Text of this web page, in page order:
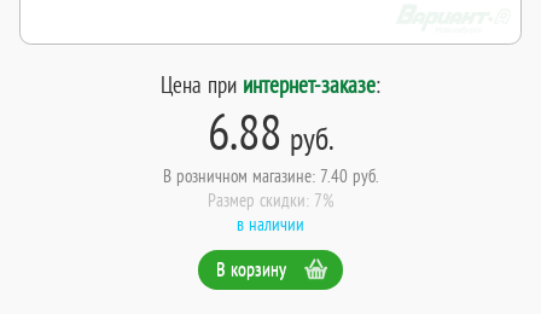
Цена при интернет-заказе:
6.88 руб.
В розничном магазине: 7.40 руб.
Размер скидки: 7%
в наличии
В корзину